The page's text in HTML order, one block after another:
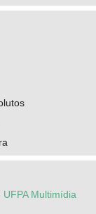
Multimídia